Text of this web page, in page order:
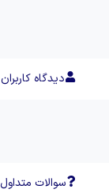
دیدگاه کاربران
سوالات متداول